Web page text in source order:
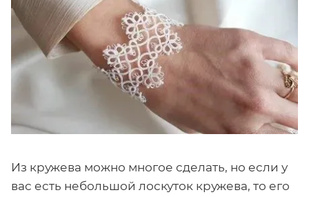
Из кружева можно многое сделать, но если у
вас есть небольшой лоскуток кружева, то его